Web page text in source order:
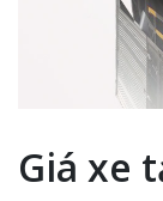
Giá xe